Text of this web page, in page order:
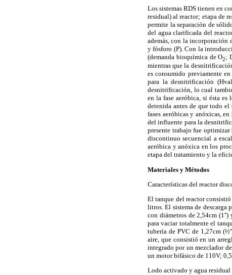
Los sistemas RDS tienen en
residual) al reactor; etapa de
permite la separación de
del agua clarificada del
además, con la incorporación
y fósforo (P). Con la
(demanda bioquímica de O2;
mientras que la
es consumido previamente
para la desnitrificación
desnitrificación, lo cual
en la fase aeróbica, si ésta
detenida antes de que todo el
fases aeróbicas y anóxicas,
del influente para la
presente trabajo fue
discontinuo secuencial a
aeróbica y anóxica en los
etapa del tratamiento y la
Materiales y Métodos
Características del reactor
El tanque del reactor
litros. El sistema de descarga
con diámetros de 2,54cm
para vaciar totalmente el
tubería de PVC de 1,27cm
aire, que consistió en un
integrado por un mezclador
un motor bifásico de 110V;
Lodo activado y agua residual